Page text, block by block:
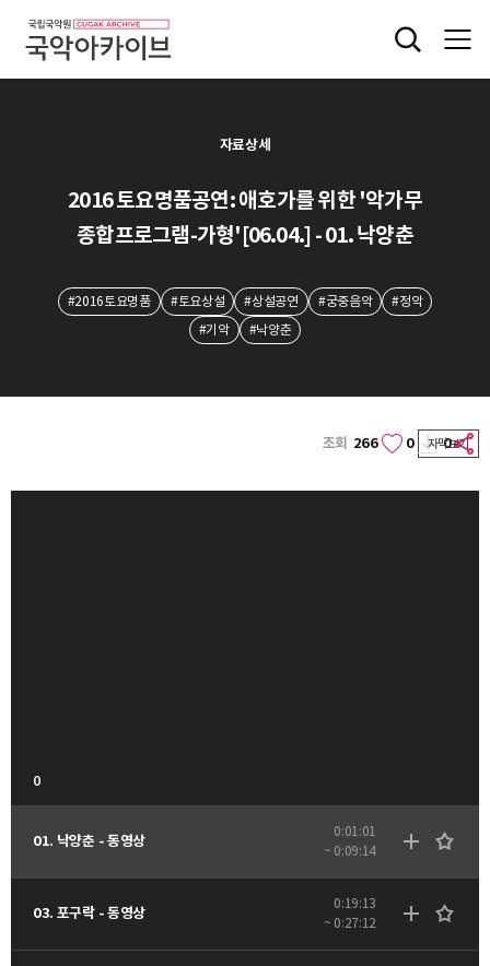
자료상세
2016 토요명품공연: 애호가를 위한 '악가무
종합프로그램-가형'[06.04.] - 01. 낙양춘
#2016토요명품 #토요상설 #상설공연 #궁중음악
#정악
#기악
#낙양춘
조회 266 0 0
자막보기
0
01. 낙양춘 - 동영상
0:01:01
~ 0:09:14
03. 포구락 - 동영상
0:19:13
~ 0:27:12